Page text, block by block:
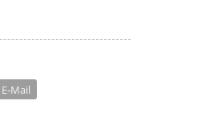
E‑Mail